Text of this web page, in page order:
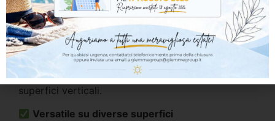
Sviluppato senza cloro per un utilizzo pratico negli
ambienti interni.
Formato gel spray ad alta praticità
La consistenza in gel favorisce un’applicazione
semplice e uniforme, migliorando l’aderenza sulle
superfici verticali.
Versatile su diverse superfici